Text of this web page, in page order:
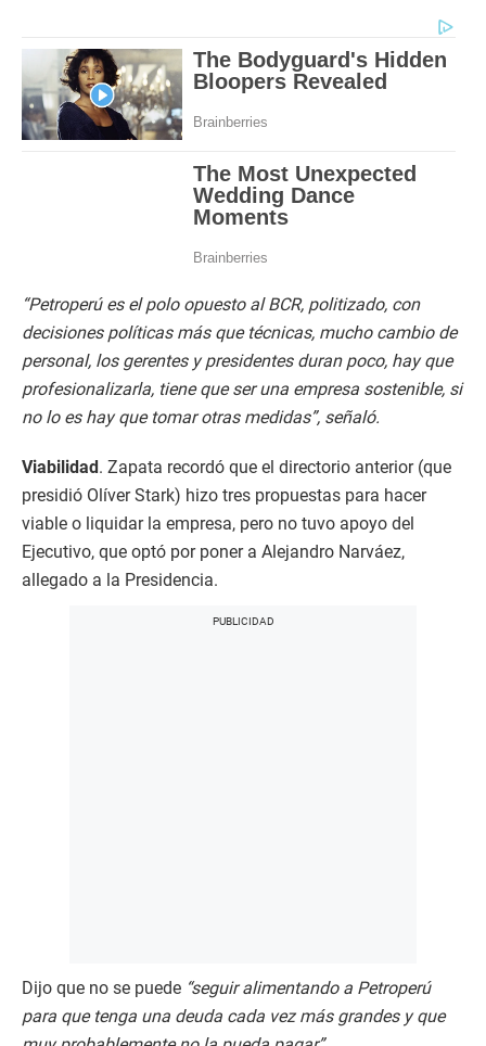
“Petroperú es el polo opuesto al BCR, politizado, con
decisiones políticas más que técnicas, mucho cambio de
personal, los gerentes y presidentes duran poco, hay que
profesionalizarla, tiene que ser una empresa sostenible, si
no lo es hay que tomar otras medidas”, señaló.
Viabilidad. Zapata recordó que el directorio anterior (que
presidió Olíver Stark) hizo tres propuestas para hacer
viable o liquidar la empresa, pero no tuvo apoyo del
Ejecutivo, que optó por poner a Alejandro Narváez,
allegado a la Presidencia.
Dijo que no se puede “seguir alimentando a Petroperú
para que tenga una deuda cada vez más grandes y que